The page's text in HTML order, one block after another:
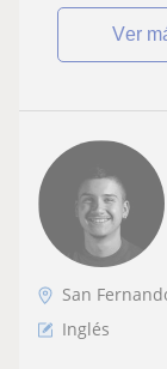
ver
San
Inglés